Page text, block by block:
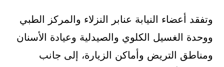
وتفقد أعضاء النيابة عنابر النزلاء والمركز الطبي
ووحدة الغسيل الكلوي والصيدلية وعيادة الأسنان
ومناطق التريض وأماكن الزيارة، إلى جانب